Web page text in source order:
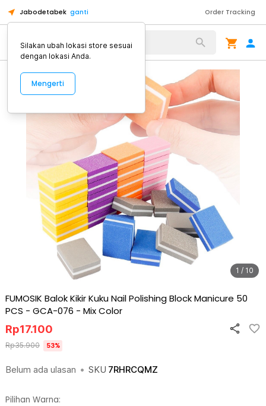
Jabodetabek ganti Order Tracking
Alat Kopi
1 / 10
FUMOSIK Balok Kikir Kuku Nail Polishing Block Manicure 50
PCS - GCA-076 - Mix Color
Belum ada ulasan • SKU 7RHRCQMZ
Rp17.100
Rp35.900 53%
Pilihan Warna:
Silakan ubah lokasi store sesuai
dengan lokasi Anda.
Mengerti